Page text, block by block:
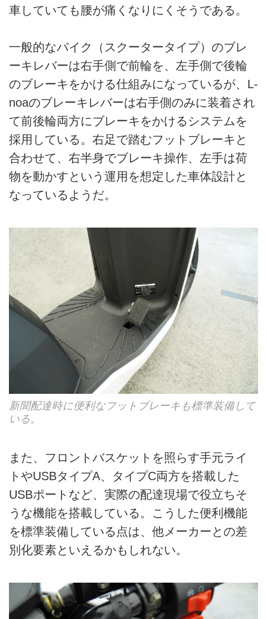
車していても腰が痛くなりにくそうである。
一般的なバイク（スクータータイプ）のブレ
ーキレバーは右手側で前輪を、左手側で後輪
のブレーキをかける仕組みになっているが、L-
noaのブレーキレバーは右手側のみに装着され
て前後輪両方にブレーキをかけるシステムを
採用している。右足で踏むフットブレーキと
合わせて、右半身でブレーキ操作、左手は荷
物を動かすという運用を想定した車体設計と
なっているようだ。
新聞配達時に便利なフットブレーキも標準装備して
いる。
また、フロントバスケットを照らす手元ライ
トやUSBタイプA、タイプC両方を搭載した
USBポートなど、実際の配達現場で役立ちそ
うな機能を搭載している。こうした便利機能
を標準装備している点は、他メーカーとの差
別化要素といえるかもしれない。